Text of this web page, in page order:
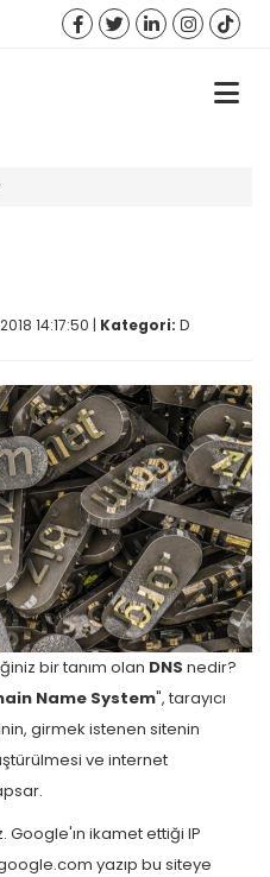
14:17:50 | Kategori: D
bir tanım olan DNS nedir?
Name System", tarayıcı
girmek istenen sitenin
ve internet
Google'ın ikamet ettiği IP
yazıp bu siteye